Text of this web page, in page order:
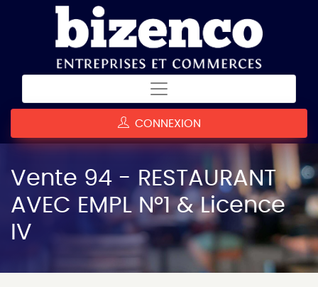
CONNEXION
Vente 94 - RESTAURANT
AVEC EMPL N°1 & Licence
IV